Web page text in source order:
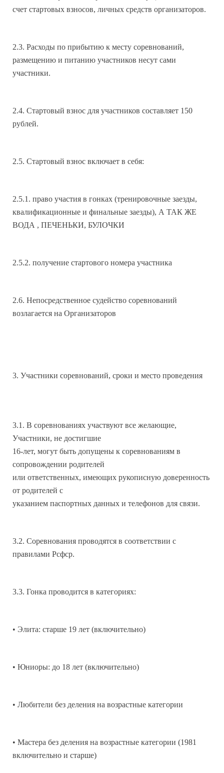
счет стартовых взносов, личных средств организаторов.
2.3. Расходы по прибытию к месту соревнований,
размещению и питанию участников несут сами
участники.
2.4. Стартовый взнос для участников составляет 150
рублей.
2.5. Стартовый взнос включает в себя:
2.5.1. право участия в гонках (тренировочные заезды,
квалификационные и финальные заезды), А ТАК ЖЕ
ВОДА , ПЕЧЕНЬКИ, БУЛОЧКИ
2.5.2. получение стартового номера участника
2.6. Непосредственное судейство соревнований
возлагается на Организаторов
3. Участники соревнований, сроки и место проведения
3.1. В соревнованиях участвуют все желающие,
Участники, не достигшие
16-лет, могут быть допущены к соревнованиям в
сопровождении родителей
или ответственных, имеющих рукописную доверенность
от родителей с
указанием паспортных данных и телефонов для связи.
3.2. Соревнования проводятся в соответствии с
правилами Рсфср.
3.3. Гонка проводится в категориях:
• Элита: старше 19 лет (включительно)
• Юниоры: до 18 лет (включительно)
• Любители без деления на возрастные категории
• Мастера без деления на возрастные категории (1981
включительно и старше)